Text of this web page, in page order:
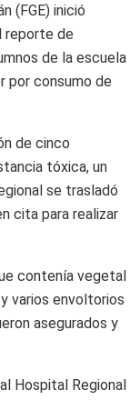
(FGE) inició
reporte de
de la escuela
por consumo de
de cinco
tóxica, un
se trasladó
cita para realizar
contenía vegetal
varios envoltorios
asegurados y
Hospital Regional